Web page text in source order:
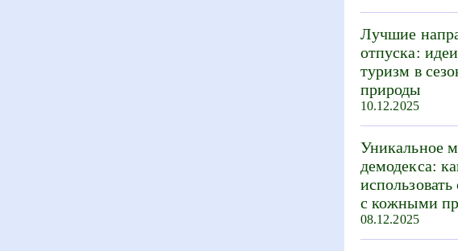
Лучшие
отпуска:
туризм в
природы
10.12.2025
Уникальное
демодекса:
с кожными
08.12.2025